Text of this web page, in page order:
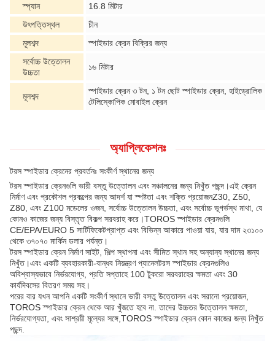
স্প্যান
16.8 মিটার
উৎপত্তিস্থল
চীন
মূলশব্দ
স্পাইডার ক্রেন বিক্রির জন্য
সর্বোচ্চ উত্তোলন
উচ্চতা
১৬ মিটার
মূলশব্দ
স্পাইডার ক্রেন ৩ টন, ১ টন ছোট স্পাইডার ক্রেন, হাইড্রোলিক
টেলিস্কোপিক মোবাইল ক্রেন
অ্যাপ্লিকেশনঃ
টরস স্পাইডার ক্রেনের প্রবর্তনঃ সংকীর্ণ স্থানের জন্য
টরস স্পাইডার ক্রেনগুলি ভারী বস্তু উত্তোলন এবং সঞ্চালনের জন্য নিখুঁত পছন্দ।এই ক্রেন
নির্মাণ এবং প্রকৌশল প্রকল্পের জন্য আদর্শ যা স্পষ্টতা এবং শক্তি প্রয়োজনZ30, Z50,
Z80, এবং Z100 মডেলের ওজন, সর্বোচ্চ উত্তোলন উচ্চতা, এবং সর্বোচ্চ ভূগর্ভস্থ মাথা, যে
কোনও কাজের জন্য বিস্তৃত বিকল্প সরবরাহ করে।TOROS স্পাইডার ক্রেনগুলি
CE/EPA/EURO 5 সার্টিফিকেটপ্রাপ্ত এবং বিভিন্ন আকারে পাওয়া যায়, যার দাম ২৩১০০
থেকে ৩৭০৭০ মার্কিন ডলার পর্যন্ত।
টরস স্পাইডার ক্রেন নির্মাণ সাইট, শিল্প স্থাপনা এবং সীমিত স্থান সহ অন্যান্য স্থানের জন্য
নিখুঁত।এবং একটি ব্যবহারকারী-বান্ধব নিয়ন্ত্রণ প্যানেলটরস স্পাইডার ক্রেনগুলিও
অবিশ্বাস্যভাবে নির্ভরযোগ্য, প্রতি সপ্তাহে 100 টুকরো সরবরাহের ক্ষমতা এবং 30
কার্যদিবসের বিতরণ সময় সহ।
পরের বার যখন আপনি একটি সংকীর্ণ স্থানে ভারী বস্তু উত্তোলন এবং সরানো প্রয়োজন,
TOROS স্পাইডার ক্রেন থেকে আর খুঁজতে হবে না. তাদের উচ্চতর উত্তোলন ক্ষমতা,
নির্ভরযোগ্যতা, এবং সাশ্রয়ী মূল্যের সঙ্গে,TOROS স্পাইডার ক্রেন কোন কাজের জন্য নিখুঁত
পছন্দ.